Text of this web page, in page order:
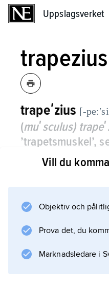
Uppslagsverket
trapezius
trapeʹzius [-
(muʹsculus)
’trapetsmuskel’,
detsamma som
Vill du
Objektiv och
Prova det, du
Marknadsledare i